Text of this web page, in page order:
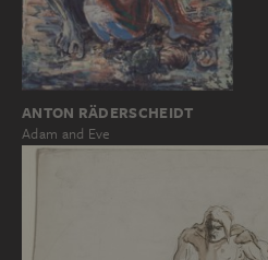
ANTON RÄDERSCHEIDT
Adam and Eve